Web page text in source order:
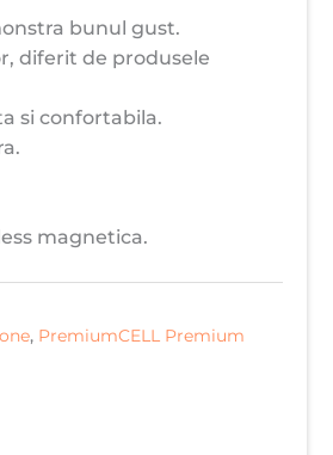
bunul gust.
diferit de produsele
si confortabila.
magnetica.
, PremiumCELL Premium